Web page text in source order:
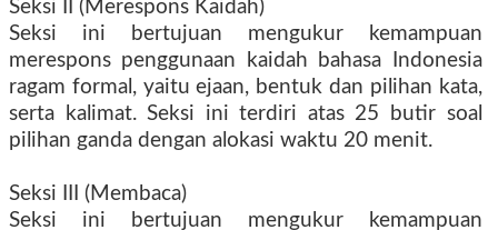
Seksi II (Merespons Kaidah)
Seksi ini bertujuan mengukur kemampuan
merespons penggunaan kaidah bahasa Indonesia
ragam formal, yaitu ejaan, bentuk dan pilihan kata,
serta kalimat. Seksi ini terdiri atas 25 butir soal
pilihan ganda dengan alokasi waktu 20 menit.
Seksi III (Membaca)
Seksi ini bertujuan mengukur kemampuan